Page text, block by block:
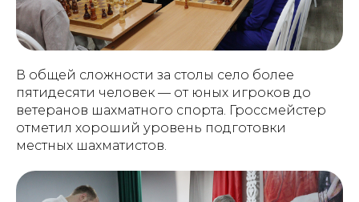
В общей сложности за столы село более
пятидесяти человек — от юных игроков до
ветеранов шахматного спорта. Гроссмейстер
отметил хороший уровень подготовки
местных шахматистов.